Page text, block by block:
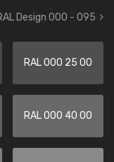
Design 000 - 095
RAL 000 25 00
RAL 000 40 00